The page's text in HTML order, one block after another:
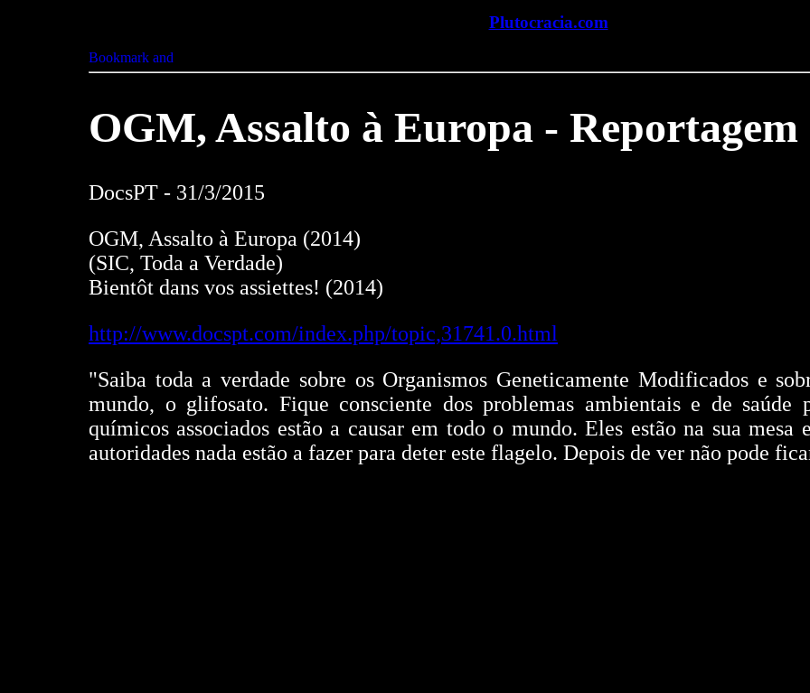
Plutocracia.com
OGM, Assalto à Europa - Reportagem
DocsPT - 31/3/2015
OGM, Assalto à Europa (2014)
(SIC, Toda a Verdade)
Bientôt dans vos assiettes! (2014)
http://www.docspt.com/index.php/topic,31741.0.html
"Saiba toda a verdade sobre os Organismos Geneticamente Modificados e
mundo, o glifosato. Fique consciente dos problemas ambientais e de saúde
químicos associados estão a causar em todo o mundo. Eles estão na sua
autoridades nada estão a fazer para deter este flagelo. Depois de ver não pode